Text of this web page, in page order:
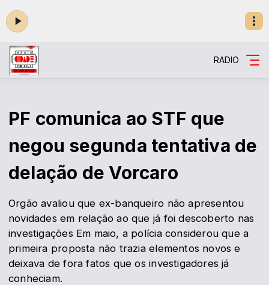
RADIO
PF comunica ao STF que
negou segunda tentativa de
delação de Vorcaro
Orgão avaliou que ex-banqueiro não apresentou
novidades em relação ao que já foi descoberto nas
investigações Em maio, a polícia considerou que a
primeira proposta não trazia elementos novos e
deixava de fora fatos que os investigadores já
conheciam.